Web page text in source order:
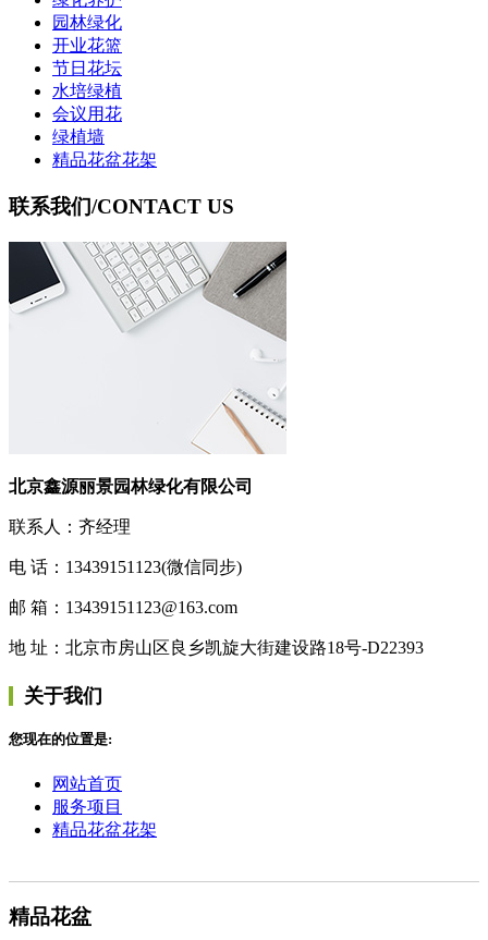
园林绿化
开业花篮
节日花坛
水培绿植
会议用花
绿植墙
精品花盆花架
联系我们/CONTACT US
北京鑫源丽景园林绿化有限公司
联系人：齐经理
电 话：13439151123(微信同步)
邮 箱：13439151123@163.com
地 址：北京市房山区良乡凯旋大街建设路18号-D22393
关于我们
您现在的位置是:
网站首页
服务项目
精品花盆花架
精品花盆